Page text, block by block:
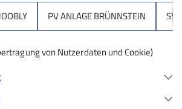
Alpenvereins e.V.
PV ANLAGE BRÜNNSTEIN
von Nutzerdaten und Cookie)